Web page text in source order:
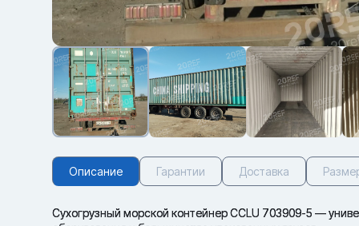
Описание Гарантии Доставка
Сухогрузный морской контейнер CCLU 703909-5 —